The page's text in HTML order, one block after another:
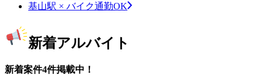
基山駅 × バイク通勤OK
新着アルバイト
新着案件4件掲載中！